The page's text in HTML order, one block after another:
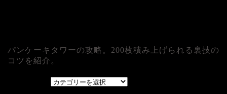
パンケーキタワーの攻略。200枚積み上げられる裏技の
コツを紹介。